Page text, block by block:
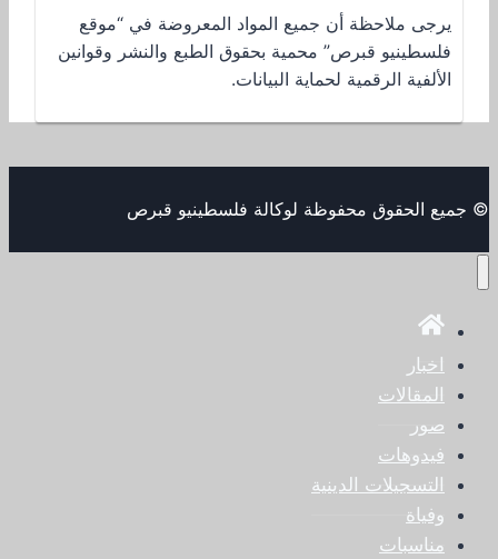
يرجى ملاحظة أن جميع المواد المعروضة في “موقع
فلسطينيو قبرص” محمية بحقوق الطبع والنشر وقوانين
الألفية الرقمية لحماية البيانات.
© جميع الحقوق محفوظة لوكالة فلسطينيو قبرص
اخبار
المقالات
صور
فيدوهات
التسجيلات الدينية
وفياة
مناسبات